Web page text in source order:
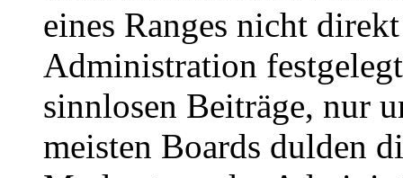
eines Ranges nicht
Administration
sinnlosen Beiträge, nur
meisten Boards dulden